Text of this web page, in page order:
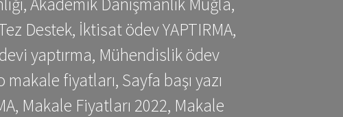
Destek, İktisat ödev YAPTIRMA,
yaptırma, Mühendislik ödev
fiyatları, Sayfa başı yazı
Makale Fiyatları 2022, Makale